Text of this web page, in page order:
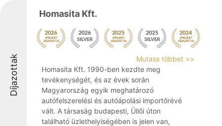
Díjazottak
Homasita Kft.
Mutass többet >>
Homasita Kft. 1990-ben kezdte meg
tevékenységét, és az évek során
Magyarország egyik meghatározó
autófelszerelési és autóápolási importőrévé
vált. A társaság budapesti, Üllői úton
található üzlethelyiségében is jelen van,